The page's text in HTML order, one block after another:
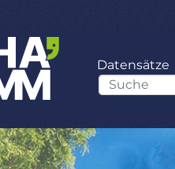
Datensätze